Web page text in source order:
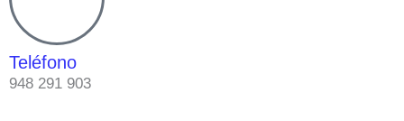
Teléfono
948 291 903